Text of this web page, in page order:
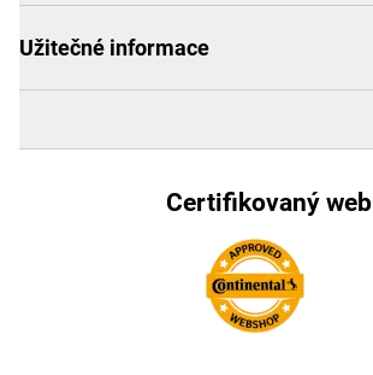
Užitečné informace
Certifikovaný web